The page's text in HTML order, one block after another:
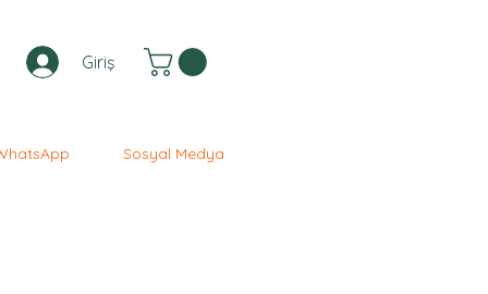
Giriş
Sosyal Medya